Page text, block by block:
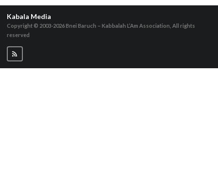
Kabala Media
Copyright © 2003-2026Bnei Baruch – Kabbalah L’Am Association, All rights
reserved